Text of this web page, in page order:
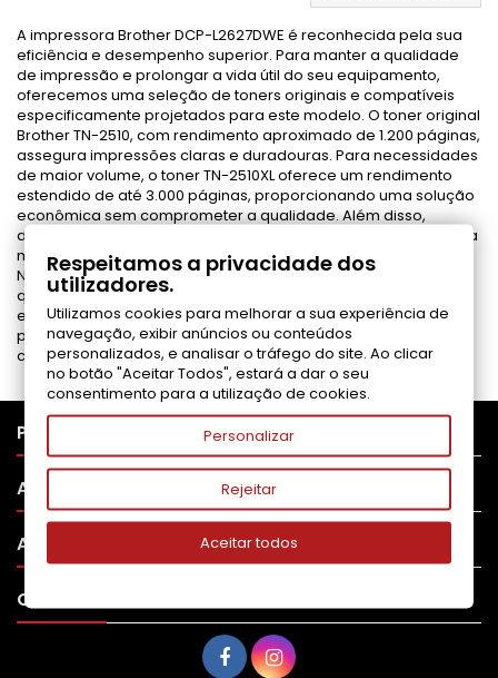
A impressora Brother DCP-L2627DWE é reconhecida pela sua
eficiência e desempenho superior. Para manter a qualidade
de impressão e prolongar a vida útil do seu equipamento,
oferecemos uma seleção de toners originais e compatíveis
especificamente projetados para este modelo. O toner original
Brother TN-2510, com rendimento aproximado de 1.200 páginas,
assegura impressões claras e duradouras. Para necessidades
de maior volume, o toner TN-2510XL oferece um rendimento
estendido de até 3.000 páginas, proporcionando uma solução
econômica sem comprometer a qualidade. Além disso,
disponibilizamos unidades de tambor DR-2510, essenciais para
manter a eficiência e a longevidade da sua impressora.
Nossos toners compatíveis passam por rigorosos testes de
qualidade, garantindo desempenho equivalente aos originais
e oferecendo uma alternativa acessível. Todos os nossos
produtos vêm com garantia de satisfação, proporcionando
confiança e tranquilidade em cada impressão.
PRODUTOS
APOIO AO CLIENTE
A SUA CONTA
CONTATO 
Respeitamos a privacidade dos
utilizadores.
Utilizamos cookies para melhorar a sua experiência de
navegação, exibir anúncios ou conteúdos
personalizados, e analisar o tráfego do site. Ao clicar
no botão "Aceitar Todos", estará a dar o seu
consentimento para a utilização de cookies.
Personalizar
Rejeitar
Aceitar todos